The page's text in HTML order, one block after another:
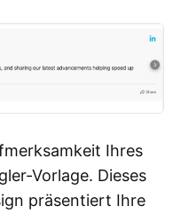
Ihres
Vorlage. Dieses
präsentiert Ihre